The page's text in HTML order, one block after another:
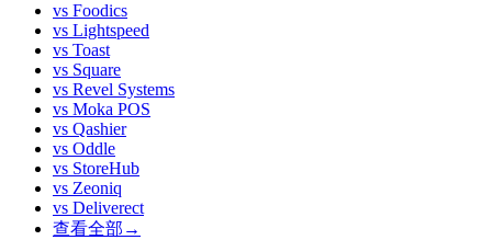
vs Foodics
vs Lightspeed
vs Toast
vs Square
vs Revel Systems
vs Moka POS
vs Qashier
vs Oddle
vs StoreHub
vs Zeoniq
vs Deliverect
查看全部 →